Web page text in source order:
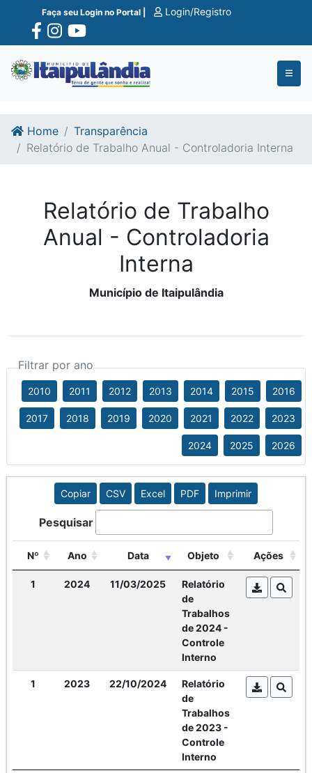
Ir para o conte�do
Ir para o fim do conte�do
Faça seu Login no Portal | Login/Registro
Home
Transparência
Relatório de Trabalho Anual - Controladoria Interna
Relatório de Trabalho
Anual - Controladoria
Interna
Município de Itaipulândia
Filtrar por ano
2010 2011 2012 2013 2014 2015 2016
2017 2018 2019 2020 2021 2022 2023
2024 2025 2026
Copiar CSV Excel PDF Imprimir
Pesquisar
Nº Ano Data Objeto Ações
1 2024 11/03/2025
Relatório
de
Trabalhos
de 2024 -
Controle
Interno
1 2023 22/10/2024
Relatório
de
Trabalhos
de 2023 -
Controle
Interno